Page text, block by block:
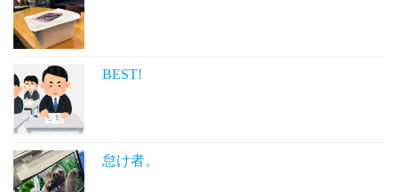
BEST!
怠け者。